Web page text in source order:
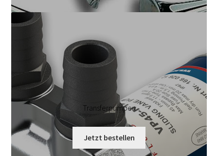
Transferpumpen
Jetzt bestellen